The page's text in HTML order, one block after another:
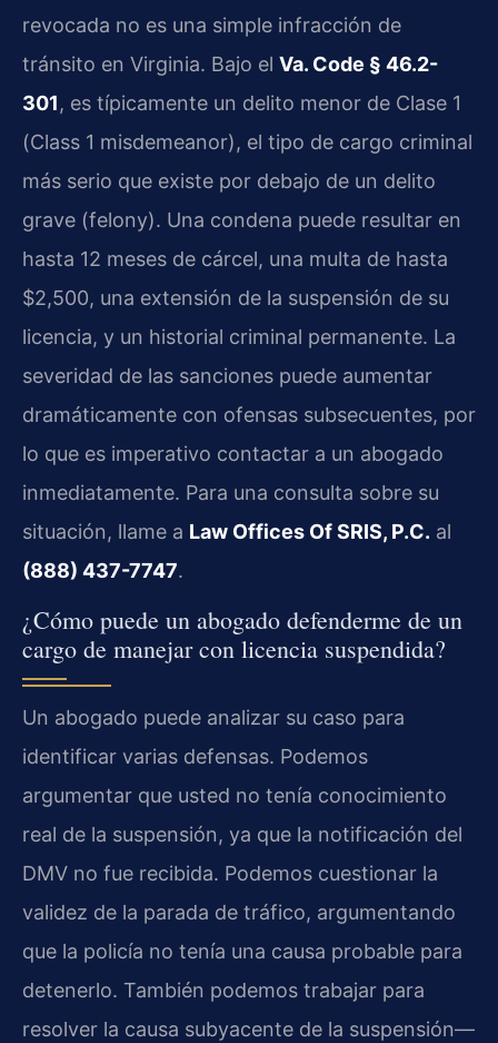
revocada no es una simple infracción de
tránsito en Virginia. Bajo el Va. Code § 46.2-
301, es típicamente un delito menor de Clase 1
(Class 1 misdemeanor), el tipo de cargo criminal
más serio que existe por debajo de un delito
grave (felony). Una condena puede resultar en
hasta 12 meses de cárcel, una multa de hasta
$2,500, una extensión de la suspensión de su
licencia, y un historial criminal permanente. La
severidad de las sanciones puede aumentar
dramáticamente con ofensas subsecuentes, por
lo que es imperativo contactar a un abogado
inmediatamente. Para una consulta sobre su
situación, llame a Law Offices Of SRIS, P.C. al
(888) 437-7747.
¿Cómo puede un abogado defenderme de un
cargo de manejar con licencia suspendida?
Un abogado puede analizar su caso para
identificar varias defensas. Podemos
argumentar que usted no tenía conocimiento
real de la suspensión, ya que la notificación del
DMV no fue recibida. Podemos cuestionar la
validez de la parada de tráfico, argumentando
que la policía no tenía una causa probable para
detenerlo. También podemos trabajar para
resolver la causa subyacente de la suspensión—